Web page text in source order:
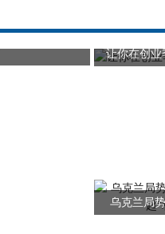
让你在创业
乌克兰局